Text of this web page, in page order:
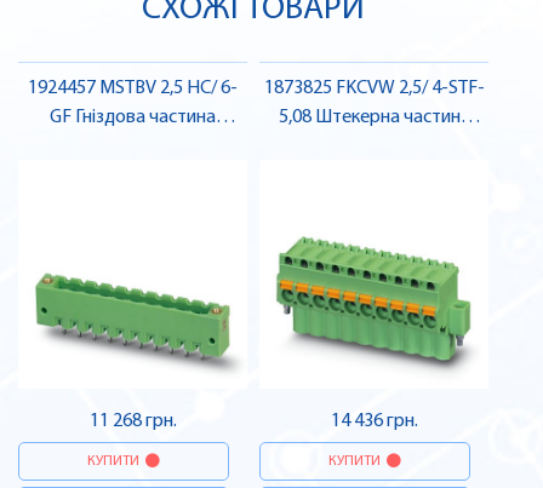
СХОЖІ ТОВАРИ
1924457 MSTBV 2,5 HC/ 6-
GF Гніздова частина
11 268 грн.
КУПИТИ
1873825 FKCVW 2,5/ 4-STF-
5,08 Штекерна частина
14 436 грн.
КУПИТИ